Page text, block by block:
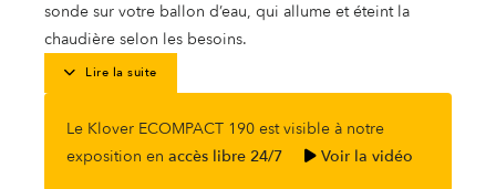
sonde sur votre ballon d’eau, qui allume et éteint la
chaudière selon les besoins.
Lire la suite
Le Klover ECOMPACT 190 est visible à notre
exposition en accès libre 24/7 Voir la vidéo